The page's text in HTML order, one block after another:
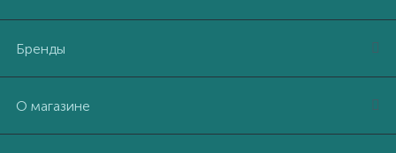
Бренды
О магазине